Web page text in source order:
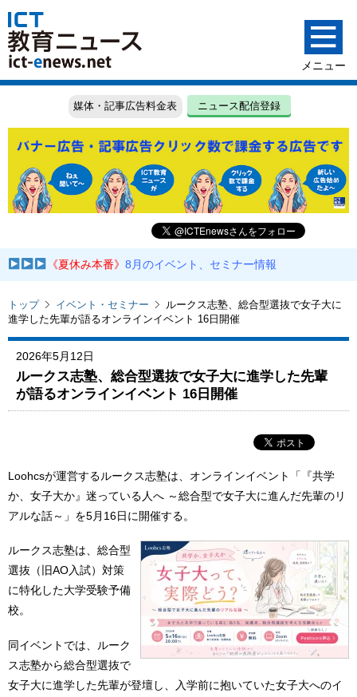
媒体・記事広告料金表 ニュース配信登録
《夏休み本番》8月のイベント、セミナー情報
トップ イベント・セミナー
ルークス志塾、総合型選抜で女子大に
進学した先輩が語るオンラインイベント 16日開催
2026年5月12日
ルークス志塾、総合型選抜で女子大に進学した先輩
が語るオンラインイベント 16日開催
Loohcsが運営するルークス志塾は、オンラインイベント「『共学
か、女子大か』迷っている人へ ～総合型で女子大に進んだ先輩のリ
アルな話～」を5月16日に開催する。
ルークス志塾は、総合型
選抜（旧AO入試）対策
に特化した大学受験予備
校。
同イベントでは、ルーク
ス志塾から総合型選抜で
女子大に進学した先輩が登壇し、入学前に抱いていた女子大へのイ